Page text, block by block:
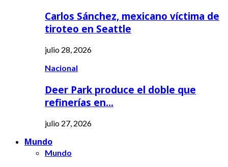
Carlos Sánchez, mexicano víctima de
tiroteo en Seattle
julio 28, 2026
Nacional
Deer Park produce el doble que
refinerías en…
julio 27, 2026
Mundo
Mundo